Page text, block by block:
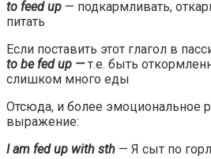
to feed up — подкармливать,
питать
Если поставить этот глагол в
to be fed up —т.е. быть
слишком много еды
Отсюда, и более эмоциональное
выражение:
I am fed up with sth — Я сыт по